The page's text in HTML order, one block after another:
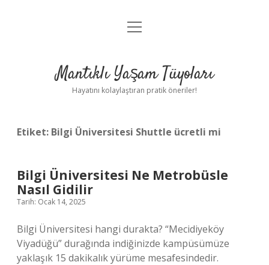
Anasayfa
Yasal Uyarı
menüyü
Mantıklı Yaşam Tüyoları
Hayatını kolaylaştıran pratik öneriler!
Etiket: Bilgi Üniversitesi Shuttle ücretli mi
Bilgi Üniversitesi Ne Metrobüsle
Nasıl Gidilir
Tarih: Ocak 14, 2025
Bilgi Üniversitesi hangi durakta? “Mecidiyeköy
Viyadüğü” durağında indiğinizde kampüsümüze
yaklaşık 15 dakikalık yürüme mesafesindedir.